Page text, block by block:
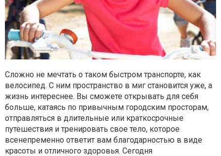
Сложно не мечтать о таком быстром транспорте, как
велосипед. С ним пространство в миг становится уже, а
жизнь интереснее. Вы сможете открывать для себя
больше, катаясь по привычным городским просторам,
отправляться в длительные или краткосрочные
путешествия и тренировать свое тело, которое
всенепременно ответит вам благодарностью в виде
красоты и отличного здоровья. Сегодня